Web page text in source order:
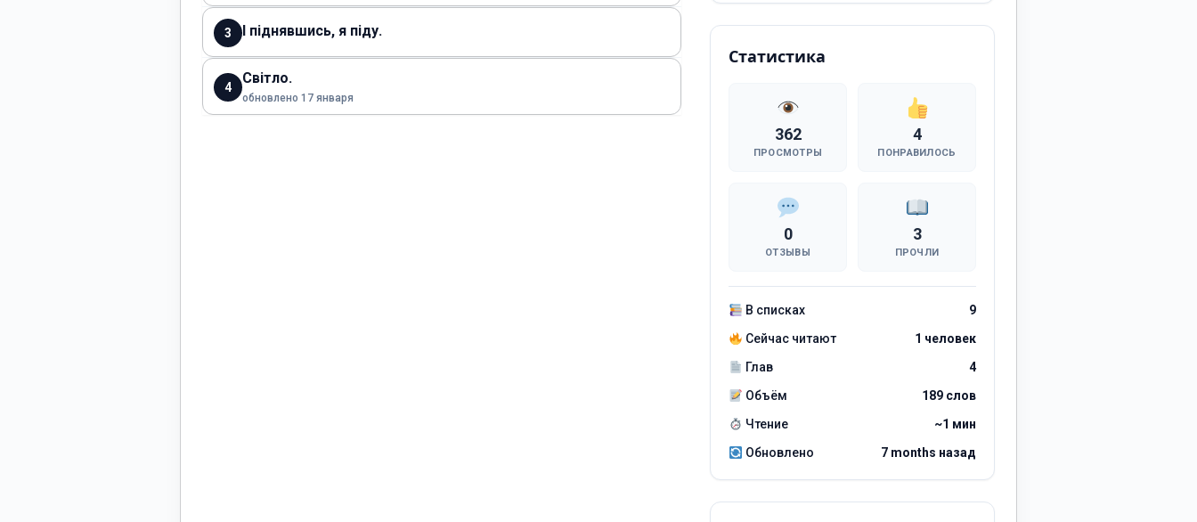
3 І піднявшись, я піду.
4
Світло.
обновлено 17 января
Статистика
362
ПРОСМОТРЫ
4
ПОНРАВИЛОСЬ
0
ОТЗЫВЫ
3
ПРОЧЛИ
В списках
9
Сейчас читают
1 человек
Глав
4
Объём
189 слов
Чтение
~1 мин
Обновлено
7 months назад